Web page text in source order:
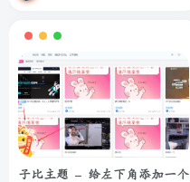
子比主题 – 给左下角添加一个